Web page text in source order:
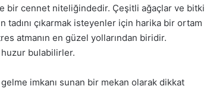
bir cennet niteliğindedir. Çeşitli ağaçlar ve bitki
çıkarmak isteyenler için harika bir ortam
atmanın en güzel yollarından biridir.
bulabilirler.
imkanı sunan bir mekan olarak dikkat